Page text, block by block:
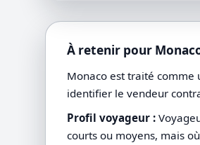
À retenir pour
Monaco est traité comme
identifier le vendeur
Profil voyageur :
courts ou moyens, mais